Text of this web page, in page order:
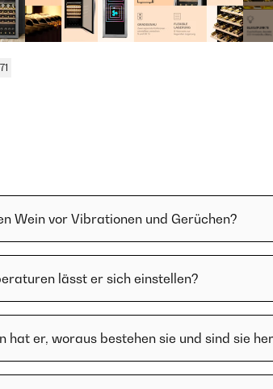
Wein vor Vibrationen und Gerüchen?
lässt er sich einstellen?
hat er, woraus bestehen sie und sind sie